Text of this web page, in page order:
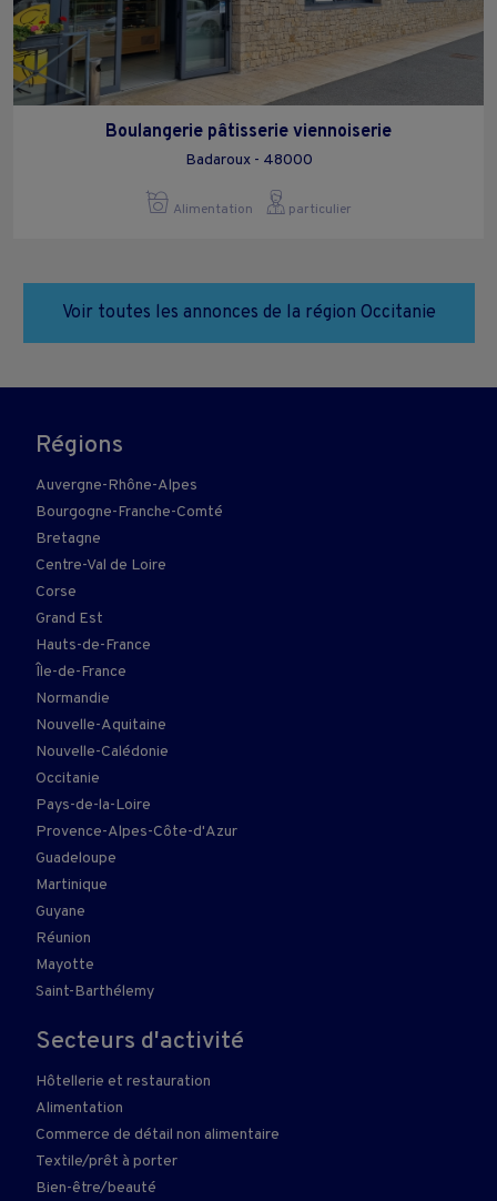
Boulangerie pâtisserie viennoiserie
Badaroux - 48000
Alimentation particulier
Voir toutes les annonces de la région Occitanie
Régions
Auvergne-Rhône-Alpes
Bourgogne-Franche-Comté
Bretagne
Centre-Val de Loire
Corse
Grand Est
Hauts-de-France
Île-de-France
Normandie
Nouvelle-Aquitaine
Nouvelle-Calédonie
Occitanie
Pays-de-la-Loire
Provence-Alpes-Côte-d'Azur
Guadeloupe
Martinique
Guyane
Réunion
Mayotte
Saint-Barthélemy
Secteurs d'activité
Hôtellerie et restauration
Alimentation
Commerce de détail non alimentaire
Textile/prêt à porter
Bien-être/beauté